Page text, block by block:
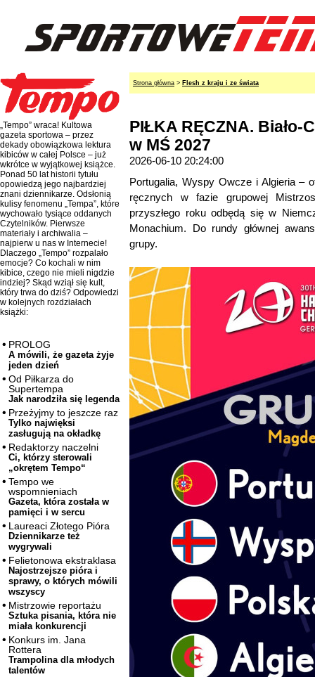
„Tempo” wraca! Kultowa
gazeta sportowa – przez
dekady obowiązkowa lektura
kibiców w całej Polsce – już
wkrótce w wyjątkowej książce.
Ponad 50 lat historii tytułu
opowiedzą jego najbardziej
znani dziennikarze. Odsłonią
kulisy fenomenu „Tempa”, które
wychowało tysiące oddanych
Czytelników. Pierwsze
materiały i archiwalia –
najpierw u nas w Internecie!
Dlaczego „Tempo” rozpalało
emocje? Co kochali w nim
kibice, czego nie mieli nigdzie
indziej? Skąd wziął się kult,
który trwa do dziś? Odpowiedzi
w kolejnych rozdziałach
książki:
PROLOG
A mówili, że gazeta żyje
jeden dzień
Od Piłkarza do
Supertempa
Jak narodziła się legenda
Przeżyjmy to jeszcze raz
Tylko najwięksi
zasługują na okładkę
Redaktorzy naczelni
Ci, którzy sterowali
„okrętem Tempo“
Tempo we
wspomnieniach
Gazeta, która została w
pamięci i w sercu
Laureaci Złotego Pióra
Dziennikarze też
wygrywali
Felietonowa ekstraklasa
Najostrzejsze pióra i
sprawy, o których mówili
wszyscy
Mistrzowie reportażu
Sztuka pisania, która nie
miała konkurencji
Konkurs im. Jana
Rottera
Trampolina dla młodych
talentów
Strona główna > Flesh z kraju i ze świata
PIŁKA RĘCZNA.
w MŚ 2027
2026-06-10 20:24:00
Portugalia, Wyspy Owcze i Algieria –
ręcznych w fazie grupowej
przyszłego roku odbędą się w
Monachium. Do rundy głównej
grupy.